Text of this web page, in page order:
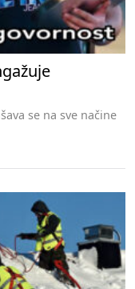
se na sve načine